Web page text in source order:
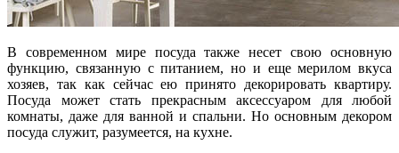
В современном мире посуда также несет свою основную
функцию, связанную с питанием, но и еще мерилом вкуса
хозяев, так как сейчас ею принято декорировать квартиру.
Посуда может стать прекрасным аксессуаром для любой
комнаты, даже для ванной и спальни. Но основным декором
посуда служит, разумеется, на кухне.